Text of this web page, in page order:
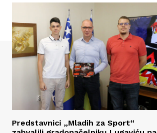
Predstavnici „Mladih za Sport“